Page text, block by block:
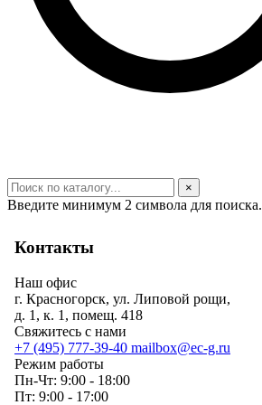
×
Введите минимум 2 символа для поиска.
Контакты
Наш офис
г. Красногорск, ул. Липовой рощи,
д. 1, к. 1, помещ. 418
Свяжитесь с нами
+7 (495) 777-39-40 mailbox@ec-g.ru
Режим работы
Пн-Чт: 9:00 - 18:00
Пт: 9:00 - 17:00